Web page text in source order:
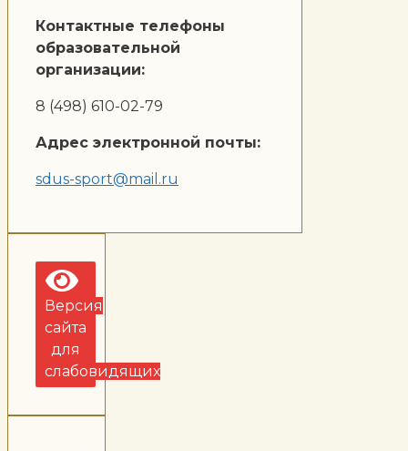
Контактные телефоны
образовательной
организации:
8 (498) 610-02-79
Адрес электронной почты:
sdus-sport@mail.ru
Версия
сайта
для
слабовидящих